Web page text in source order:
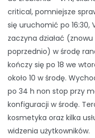
critical, pomniejsze
się uruchomić po 16:30,
zaczyna działać
poprzednio) w środę
kończy się po 18 we
około 10 w środę.
po 34 h non stop przy
konfiguracji w środę.
kosmetyka oraz kilka
widzenia użytkowników.